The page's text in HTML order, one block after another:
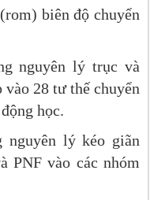
biên độ chuyển
nguyên lý trục và
vào 28 tư thế chuyển
học.
nguyên lý kéo giãn
PNF vào các nhóm